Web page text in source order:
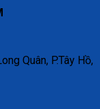
Quân, P.Tây Hồ,